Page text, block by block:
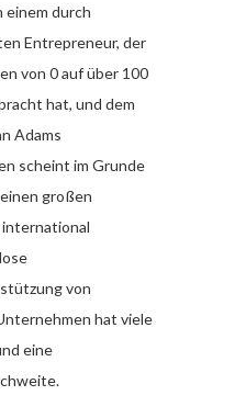
durch
Entrepreneur, der
von 0 auf über 100
hat, und dem
Adams
scheint im Grunde
großen
von
hat viele
eine